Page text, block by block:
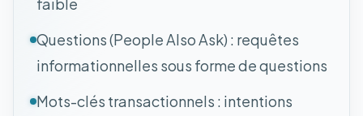
Questions (People Also Ask) : requêtes
informationnelles sous forme de questions
Mots-clés transactionnels : intentions